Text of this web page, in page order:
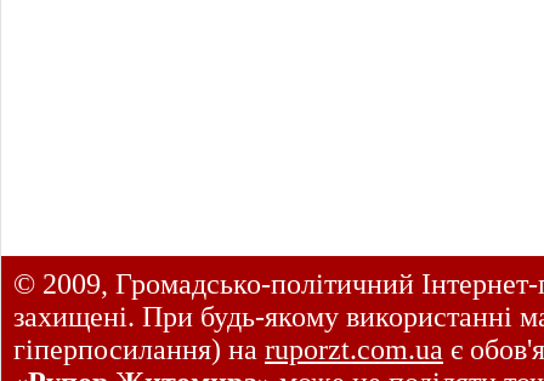
© 2009, Громадсько-політичний
захищені. При будь-якому використанні
гіперпосилання) на ruporzt.com.ua є